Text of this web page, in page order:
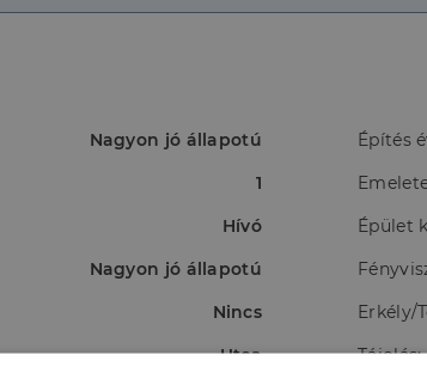
Nagyon jó állapotú Építés
1
Hívó Épület
Nagyon jó állapotú
Nincs Erkély/
Utca Tájolás: